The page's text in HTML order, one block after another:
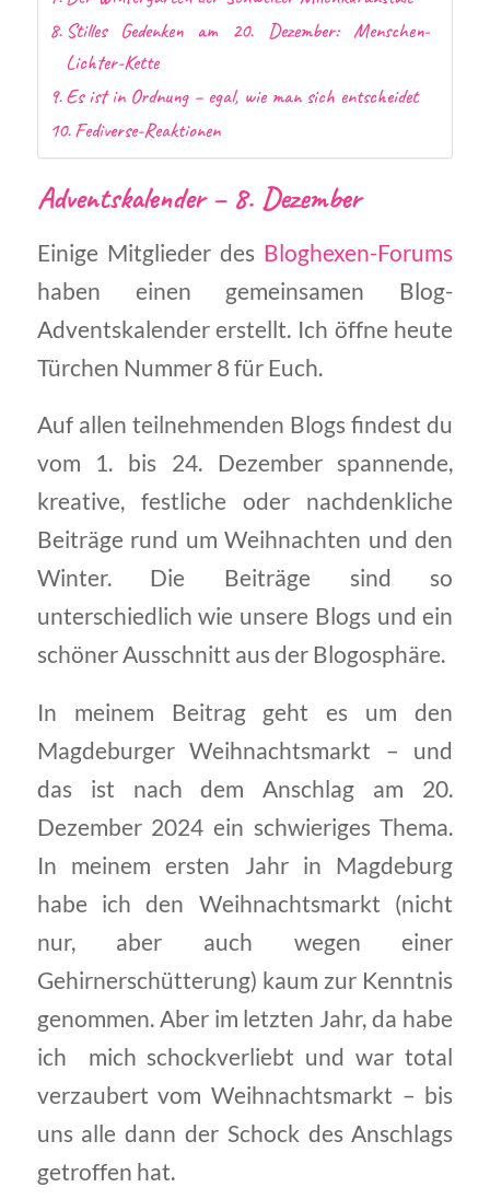
Stilles Gedenken am 20. Dezember: Menschen-
Lichter-Kette
Es ist in Ordnung – egal, wie man sich entscheidet
Fediverse-Reaktionen
Adventskalender – 8. Dezember
Einige Mitglieder des Bloghexen-Forums
haben einen gemeinsamen Blog-
Adventskalender erstellt. Ich öffne heute
Türchen Nummer 8 für Euch.
Auf allen teilnehmenden Blogs findest du
vom 1. bis 24. Dezember spannende,
kreative, festliche oder nachdenkliche
Beiträge rund um Weihnachten und den
Winter. Die Beiträge sind so
unterschiedlich wie unsere Blogs und ein
schöner Ausschnitt aus der Blogosphäre.
In meinem Beitrag geht es um den
Magdeburger Weihnachtsmarkt – und
das ist nach dem Anschlag am 20.
Dezember 2024 ein schwieriges Thema.
In meinem ersten Jahr in Magdeburg
habe ich den Weihnachtsmarkt (nicht
nur, aber auch wegen einer
Gehirnerschütterung) kaum zur Kenntnis
genommen. Aber im letzten Jahr, da habe
ich mich schockverliebt und war total
verzaubert vom Weihnachtsmarkt – bis
uns alle dann der Schock des Anschlags
getroffen hat.